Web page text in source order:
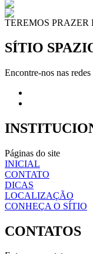
TEREMOS PRAZER
SÍTIO
Encontre-nos nas redes
Páginas do site
INICIAL
CONTATO
DICAS
LOCALIZAÇÃO
CONHEÇA O SÍTIO
CONTATOS